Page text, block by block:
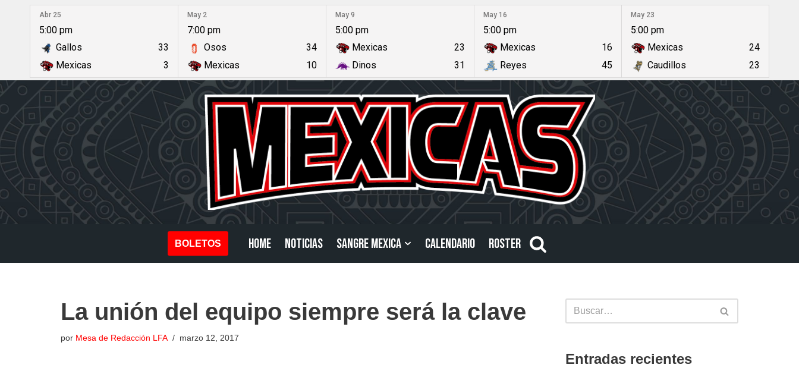
contenido
Abr 25
5:00 pm
Gallos
33
Mexicas
3
May 2
7:00 pm
Osos
34
Mexicas
10
May 9
5:00 pm
Mexicas
23
Dinos
31
May 16
5:00 pm
Mexicas
16
Reyes
45
May 23
5:00 pm
Mexicas
24
Caudillos
23
BOLETOS HOME NOTICIAS SANGRE MEXICA CALENDARIO ROSTER
La unión del equipo siempre será la clave
por Mesa de Redacción LFA marzo 12, 2017
Entradas recientes